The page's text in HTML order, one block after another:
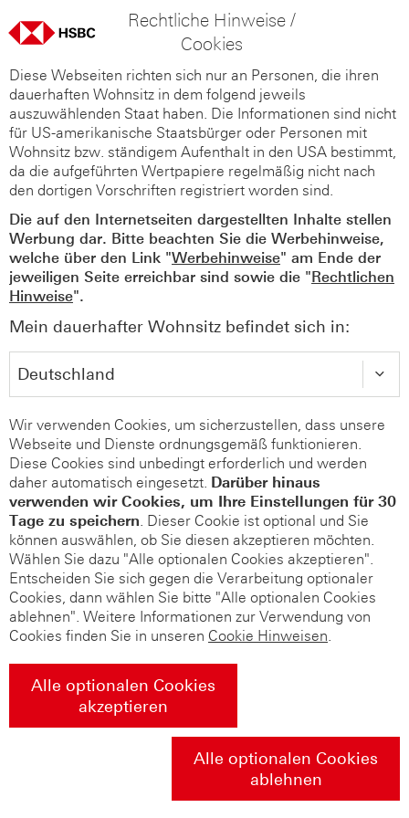
Rechtliche Hinweise /
Cookies
Diese Webseiten richten sich nur an Personen, die ihren
dauerhaften Wohnsitz in dem folgend jeweils
auszuwählenden Staat haben. Die Informationen sind nicht
für US-amerikanische Staatsbürger oder Personen mit
Wohnsitz bzw. ständigem Aufenthalt in den USA bestimmt,
da die aufgeführten Wertpapiere regelmäßig nicht nach
den dortigen Vorschriften registriert worden sind.
Die auf den Internetseiten dargestellten Inhalte stellen
Werbung dar. Bitte beachten Sie die Werbehinweise,
welche über den Link "Werbehinweise" am Ende der
jeweiligen Seite erreichbar sind sowie die "Rechtlichen
Hinweise".
Mein dauerhafter Wohnsitz befindet sich in:
Wir verwenden Cookies, um sicherzustellen, dass unsere
Webseite und Dienste ordnungsgemäß funktionieren.
Diese Cookies sind unbedingt erforderlich und werden
daher automatisch eingesetzt. Darüber hinaus
verwenden wir Cookies, um Ihre Einstellungen für 30
Tage zu speichern. Dieser Cookie ist optional und Sie
können auswählen, ob Sie diesen akzeptieren möchten.
Wählen Sie dazu "Alle optionalen Cookies akzeptieren".
Entscheiden Sie sich gegen die Verarbeitung optionaler
Cookies, dann wählen Sie bitte "Alle optionalen Cookies
ablehnen". Weitere Informationen zur Verwendung von
Cookies finden Sie in unseren Cookie Hinweisen.
Alle optionalen Cookies
akzeptieren
Alle optionalen Cookies
ablehnen